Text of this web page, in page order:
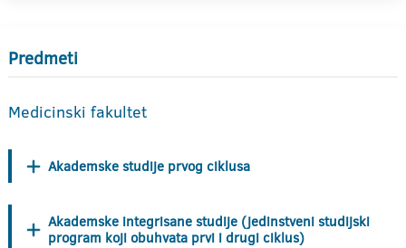
Predmeti
Medicinski fakultet
Akademske studije prvog ciklusa
Akademske integrisane studije (jedinstveni studijski
program koji obuhvata prvi i drugi ciklus)